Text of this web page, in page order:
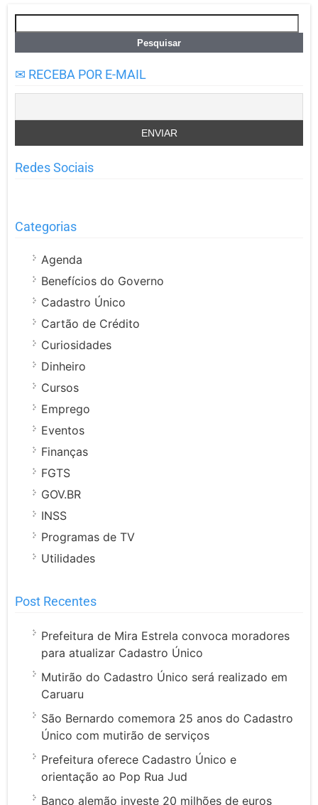
por:
✉ RECEBA POR E-MAIL
Redes Sociais
Categorias
Agenda
Benefícios do Governo
Cadastro Único
Cartão de Crédito
Curiosidades
Dinheiro
Cursos
Emprego
Eventos
Finanças
FGTS
GOV.BR
INSS
Programas de TV
Utilidades
Post Recentes
Prefeitura de Mira Estrela convoca moradores
para atualizar Cadastro Único
Mutirão do Cadastro Único será realizado em
Caruaru
São Bernardo comemora 25 anos do Cadastro
Único com mutirão de serviços
Prefeitura oferece Cadastro Único e
orientação ao Pop Rua Jud
Banco alemão investe 20 milhões de euros